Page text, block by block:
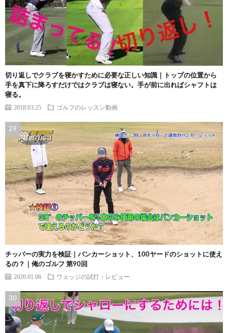
切り返しでクラブを寝かすために必要な正しい知識｜トップの位置から
手を真下に降ろすだけではクラブは寝ない。手が前に出ればシャフトは
寝る。
2018.03.25 ゴルフのレッスン動画
チッパーの実力を検証｜バンカーショット、100ヤードのショットに使え
るの？｜俺のゴルフ 第90回
2020.01.06 ウェッジの試打・レビュー